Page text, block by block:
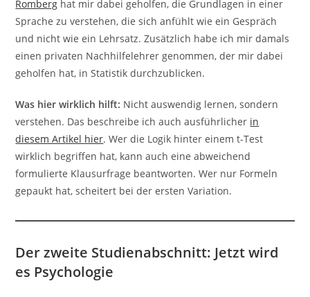
Romberg hat mir dabei geholfen, die Grundlagen in einer
Sprache zu verstehen, die sich anfühlt wie ein Gespräch
und nicht wie ein Lehrsatz. Zusätzlich habe ich mir damals
einen privaten Nachhilfelehrer genommen, der mir dabei
geholfen hat, in Statistik durchzublicken.
Was hier wirklich hilft: Nicht auswendig lernen, sondern
verstehen. Das beschreibe ich auch ausführlicher in
diesem Artikel hier. Wer die Logik hinter einem t-Test
wirklich begriffen hat, kann auch eine abweichend
formulierte Klausurfrage beantworten. Wer nur Formeln
gepaukt hat, scheitert bei der ersten Variation.
Der zweite Studienabschnitt: Jetzt wird
es Psychologie